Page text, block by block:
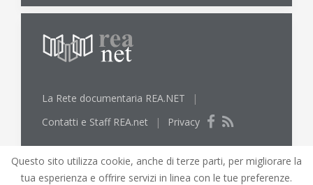
La Rete documentaria REA.NET
|
Contatti e Staff REA.net
| Privacy
Questo sito utilizza cookie, anche di terze parti, per migliorare la
tua esperienza e offrire servizi in linea con le tue preferenze.